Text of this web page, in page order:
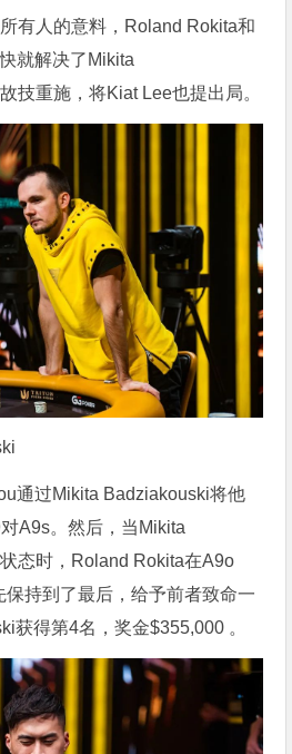
有人的意料，Roland Rokita和
就解决了Mikita
技重施，将Kiat Lee也提出局。
通过Mikita Badziakouski将他
A9s。然后，当Mikita
态时，Roland Rokita在A9o
持到了最后，给予前者致命一
获得第4名，奖金$355,000 。